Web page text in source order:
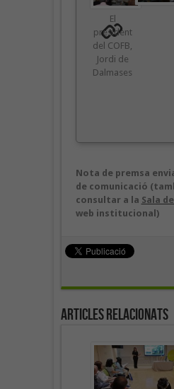
El
president
del COFB,
Jordi de
Dalmases
Nota de premsa
de comunicació
consultar a la Sala
web institucional)
Articles Relacionats